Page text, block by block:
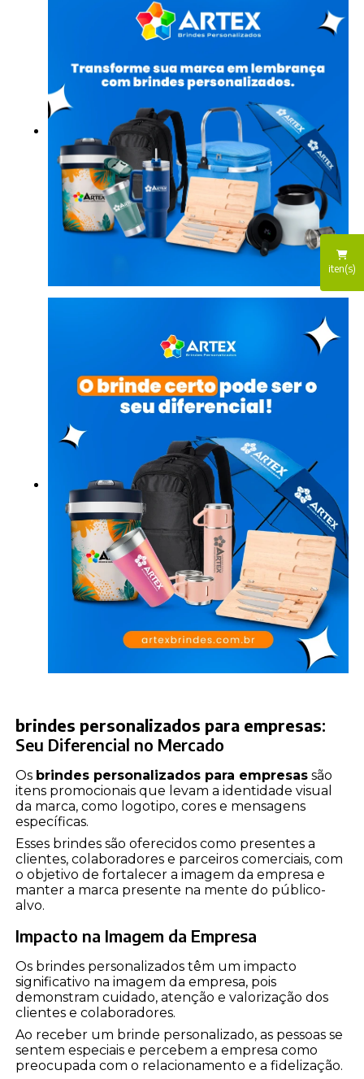
iten(s)
brindes personalizados para empresas:
Seu Diferencial no Mercado
Os brindes personalizados para empresas são
itens promocionais que levam a identidade visual
da marca, como logotipo, cores e mensagens
específicas.
Esses brindes são oferecidos como presentes a
clientes, colaboradores e parceiros comerciais, com
o objetivo de fortalecer a imagem da empresa e
manter a marca presente na mente do público-
alvo.
Impacto na Imagem da Empresa
Os brindes personalizados têm um impacto
significativo na imagem da empresa, pois
demonstram cuidado, atenção e valorização dos
clientes e colaboradores.
Ao receber um brinde personalizado, as pessoas se
sentem especiais e percebem a empresa como
preocupada com o relacionamento e a fidelização.